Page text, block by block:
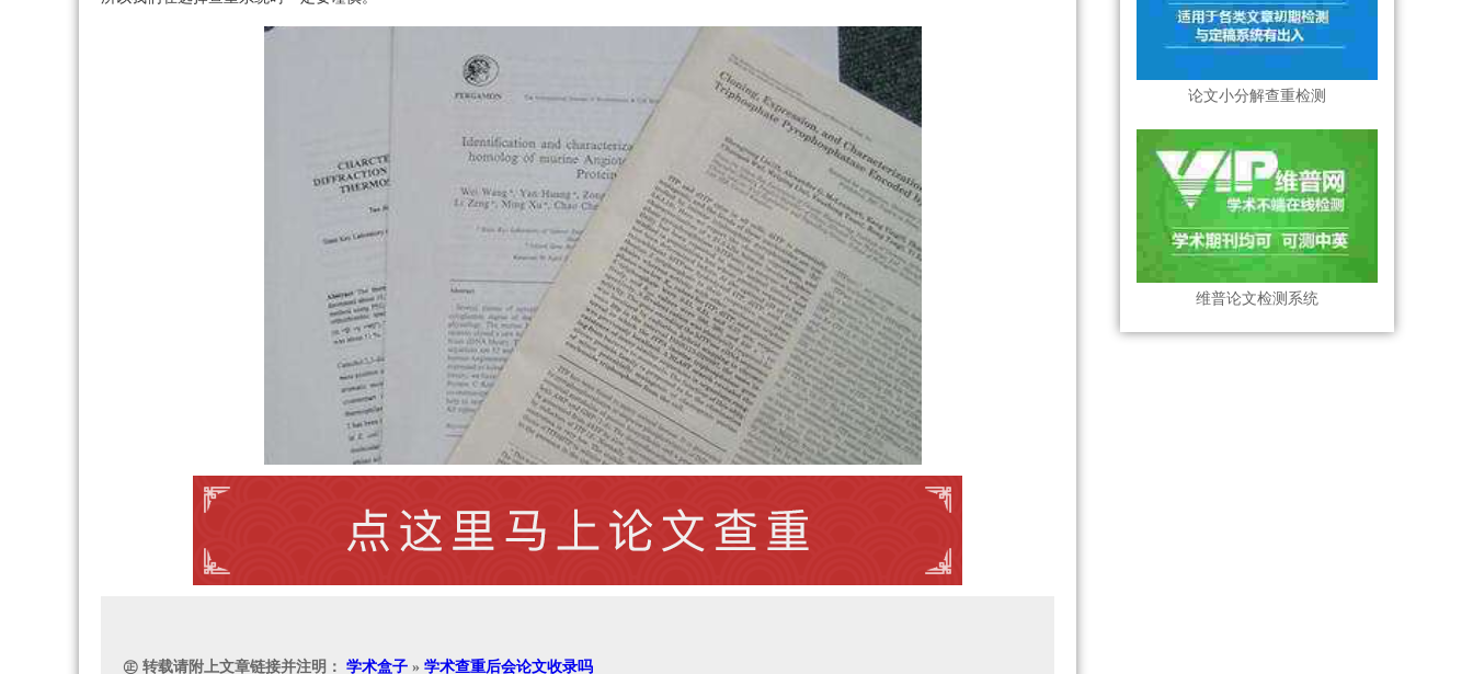
㊣ 转载请附上文章链接并注明： 学术盒子 » 学术查重后会论文收录吗
论文小分解查重检测
维普论文检测系统